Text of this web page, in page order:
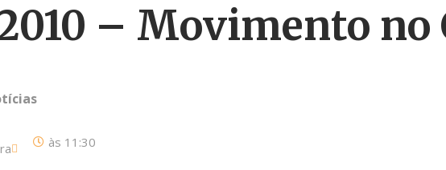
– Movimento
às 11:30